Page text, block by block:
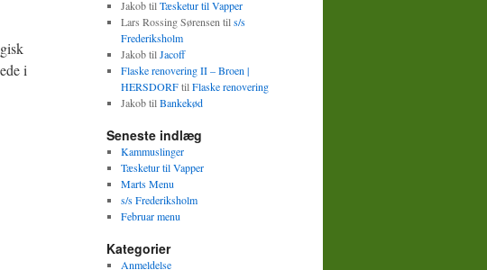
i
JakobtilTæsketur til Vapper
Lars Rossing Sørensen tils/s
Frederiksholm
JakobtilJacoff
Flaske renovering II – Broen |
HERSDORFtilFlaske renovering
JakobtilBankekød
Seneste indlæg
Kammuslinger
Tæsketur til Vapper
Marts Menu
s/s Frederiksholm
Februar menu
Kategorier
Anmeldelse